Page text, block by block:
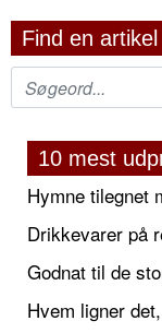
Find en artikel
10 mest
Hymne tilegnet
Drikkevarer på
Godnat til de
Hvem ligner